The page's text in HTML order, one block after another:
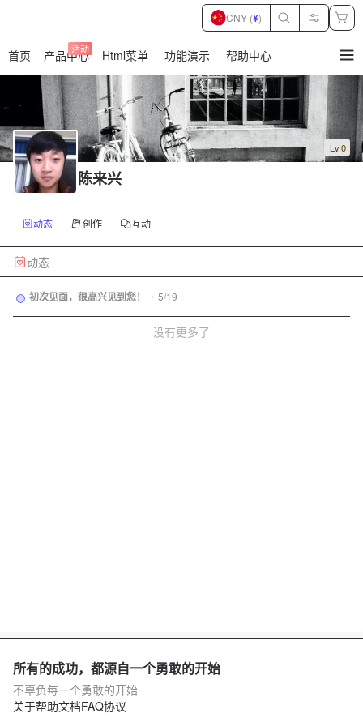
首页 产品中心
活动 Html菜单 功能演示 帮助中心
CNY (¥)
Lv.0
陈来兴
动态 创作 互动
动态
初次见面，很高兴见到您！ • 5/19
没有更多了
所有的成功，都源自一个勇敢的开始
不辜负每一个勇敢的开始
关于帮助文档FAQ协议